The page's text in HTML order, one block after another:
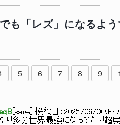
も「レズ」になるよう
5 6 7 8 9
sage ] 投稿日： 2025/06/06(Fri)
り多分世界最強になってたり超展